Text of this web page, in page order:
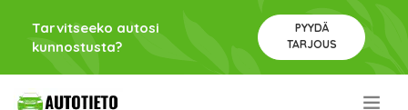
Tarvitseeko autosi
kunnostusta?
PYYDÄ
TARJOUS